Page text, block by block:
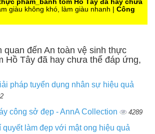
giàu không khó, làm giàu nhanh | Công
quan đến An toàn vệ sinh thực
Hồ Tây đã hay chưa thể đáp ứng,
pháp tuyển dụng nhân sự hiệu quả
công sở đẹp - AnnA Collection 4289
quyết làm đẹp với mật ong hiệu quả